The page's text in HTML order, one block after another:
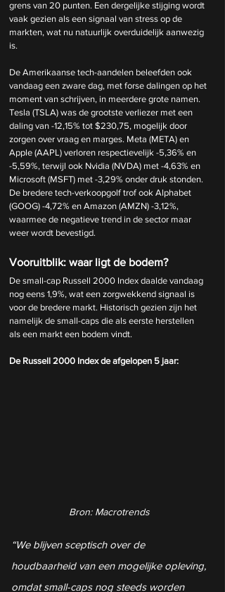
grens van 20 punten. Een dergelijke stijging wordt
vaak gezien als een signaal van stress op de
markten, wat nu natuurlijk overduidelijk aanwezig
is.
De Amerikaanse tech-aandelen beleefden ook
vandaag een zware dag, met forse dalingen op het
moment van schrijven, in meerdere grote namen.
Tesla (TSLA) was de grootste verliezer met een
daling van -12,15% tot $230,75, mogelijk door
zorgen over vraag en marges. Meta (META) en
Apple (AAPL) verloren respectievelijk -5,36% en
-5,59%, terwijl ook Nvidia (NVDA) met -4,63% en
Microsoft (MSFT) met -3,29% onder druk stonden.
De bredere tech-verkoopgolf trof ook Alphabet
(GOOG) -4,72% en Amazon (AMZN) -3,12%,
waarmee de negatieve trend in de sector maar
weer wordt bevestigd.
Vooruitblik: waar ligt de bodem?
De small-cap Russell 2000 Index daalde vandaag
nog eens 1,9%, wat een zorgwekkend signaal is
voor de bredere markt. Historisch gezien zijn het
namelijk de small-caps die als eerste herstellen
als een markt een bodem vindt.
De Russell 2000 Index de afgelopen 5 jaar:
Bron: Macrotrends
“We blijven sceptisch over de
houdbaarheid van een mogelijke opleving,
omdat small-caps nog steeds worden